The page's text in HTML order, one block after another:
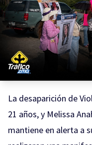
La desaparición de
21 años, y Melissa
mantiene en alerta a